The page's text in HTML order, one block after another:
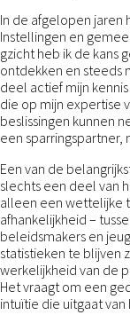
In de afgelopen
Instellingen en
gzicht heb ik de kans
ontdekken en steeds
deel actief mijn
die op mijn expertise
beslissingen kunnen
een
Een van de
slechts een deel van
alleen een wettelijke
afhankelijkheid –
beleidsmakers en
statistieken te blijven
werkelijkheid van de
Het vraagt om een
intuïtie die uitgaat